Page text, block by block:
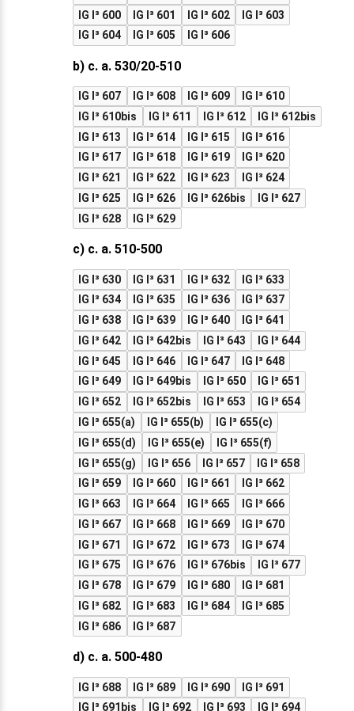
IG I³ 600
IG I³ 601 IG I³ 602
IG I³ 603
IG I³ 604
IG I³ 605 IG I³ 606
b) c. a. 530/20-510
IG I³ 607 IG I³ 608 IG I³ 609
IG I³ 610
IG I³ 610bis
IG I³ 611 IG I³ 612
IG I³ 612bis
IG I³ 613
IG I³ 614 IG I³ 615
IG I³ 616
IG I³ 617
IG I³ 618 IG I³ 619
IG I³ 620
IG I³ 621
IG I³ 622 IG I³ 623
IG I³ 624
IG I³ 625
IG I³ 626 IG I³ 626bis
IG I³ 627
IG I³ 628
IG I³ 629
c) c. a. 510-500
IG I³ 630 IG I³ 631 IG I³ 632
IG I³ 633
IG I³ 634
IG I³ 635 IG I³ 636
IG I³ 637
IG I³ 638
IG I³ 639 IG I³ 640
IG I³ 641
IG I³ 642
IG I³ 642bis IG I³ 643
IG I³ 644
IG I³ 645
IG I³ 646 IG I³ 647
IG I³ 648
IG I³ 649
IG I³ 649bis IG I³ 650
IG I³ 651
IG I³ 652
IG I³ 652bis IG I³ 653
IG I³ 654
IG I³ 655(a)
IG I³ 655(b)
IG I³ 655(c)
IG I³ 655(d)
IG I³ 655(e)
IG I³ 655(f)
IG I³ 655(g)
IG I³ 656 IG I³ 657
IG I³ 658
IG I³ 659
IG I³ 660 IG I³ 661
IG I³ 662
IG I³ 663
IG I³ 664 IG I³ 665
IG I³ 666
IG I³ 667
IG I³ 668 IG I³ 669
IG I³ 670
IG I³ 671
IG I³ 672 IG I³ 673
IG I³ 674
IG I³ 675
IG I³ 676 IG I³ 676bis
IG I³ 677
IG I³ 678
IG I³ 679 IG I³ 680
IG I³ 681
IG I³ 682
IG I³ 683 IG I³ 684
IG I³ 685
IG I³ 686
IG I³ 687
d) c. a. 500-480
IG I³ 688 IG I³ 689 IG I³ 690
IG I³ 691
IG I³ 691bis
IG I³ 692 IG I³ 693
IG I³ 694